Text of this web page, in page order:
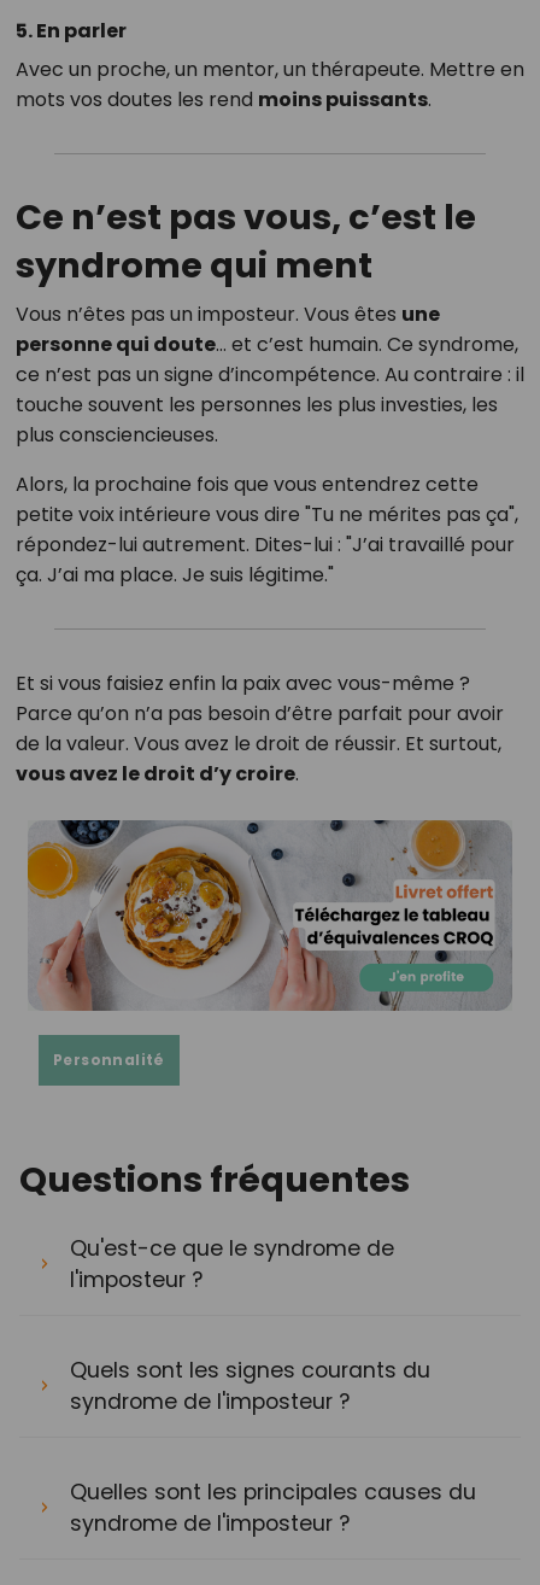
5. En parler
Avec un proche, un mentor, un thérapeute. Mettre en
mots vos doutes les rend moins puissants.
Ce n’est pas vous, c’est le
syndrome qui ment
Vous n’êtes pas un imposteur. Vous êtes une
personne qui doute… et c’est humain. Ce syndrome,
ce n’est pas un signe d’incompétence. Au contraire : il
touche souvent les personnes les plus investies, les
plus consciencieuses.
Alors, la prochaine fois que vous entendrez cette
petite voix intérieure vous dire "Tu ne mérites pas ça",
répondez-lui autrement. Dites-lui : "J’ai travaillé pour
ça. J’ai ma place. Je suis légitime."
Et si vous faisiez enfin la paix avec vous-même ?
Parce qu’on n’a pas besoin d’être parfait pour avoir
de la valeur. Vous avez le droit de réussir. Et surtout,
vous avez le droit d’y croire.
Personnalité
Questions fréquentes
Qu'est-ce que le syndrome de
l'imposteur ?
Quels sont les signes courants du
syndrome de l'imposteur ?
Quelles sont les principales causes du
syndrome de l'imposteur ?